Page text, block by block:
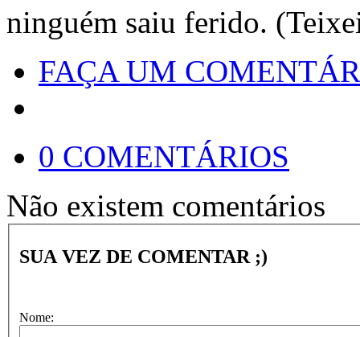
ninguém saiu ferido.
FAÇA UM
0 COMENTÁRIOS
Não existem comentários
SUA VEZ DE COMENTAR ;)
Nome: